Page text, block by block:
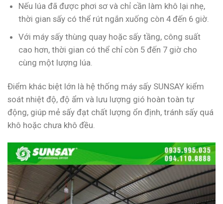
Nếu lúa đã được phơi sơ và chỉ cần làm khô lại nhẹ,
thời gian sấy có thể rút ngắn xuống còn 4 đến 6 giờ.
Với máy sấy thùng quay hoặc sấy tầng, công suất
cao hơn, thời gian có thể chỉ còn 5 đến 7 giờ cho
cùng một lượng lúa.
Điểm khác biệt lớn là hệ thống máy sấy SUNSAY kiểm
soát nhiệt độ, độ ẩm và lưu lượng gió hoàn toàn tự
động, giúp mẻ sấy đạt chất lượng ổn định, tránh sấy quá
khô hoặc chưa khô đều.